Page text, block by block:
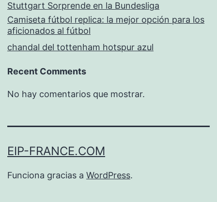
Stuttgart Sorprende en la Bundesliga
Camiseta fútbol replica: la mejor opción para los
aficionados al fútbol
chandal del tottenham hotspur azul
Recent Comments
No hay comentarios que mostrar.
EIP-FRANCE.COM
Funciona gracias a WordPress.